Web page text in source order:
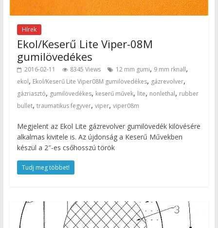
Hírek
Ekol/Keserű Lite Viper-08M
gumilövedékes
2016-02-11 8345 Views 12 mm gumi, 9 mm rknall,
ekol, Ekol/Keserű Lite Viper08M gumilövedékes, gázrevolver,
gázriasztó, gumilövedékes, keserű művek, lite, nonlethal, rubber
bullet, traumatikus fegyver, viper, viper08m
Megjelent az Ekol Lite gázrevolver gumilövedék kilövésére
alkalmas kivitele is. Az újdonság a Keserű Művekben
készül a 2″-es csőhosszú török
Tudj meg többet!